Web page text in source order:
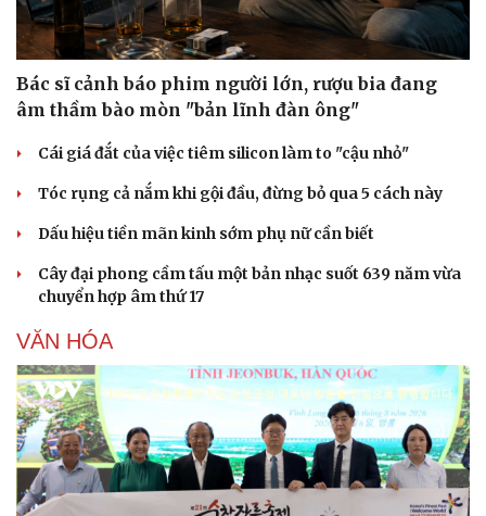
Bác sĩ cảnh báo phim người lớn, rượu bia đang
âm thầm bào mòn "bản lĩnh đàn ông"
Cái giá đắt của việc tiêm silicon làm to "cậu nhỏ"
Tóc rụng cả nắm khi gội đầu, đừng bỏ qua 5 cách này
Dấu hiệu tiền mãn kinh sớm phụ nữ cần biết
Cây đại phong cầm tấu một bản nhạc suốt 639 năm vừa
chuyển hợp âm thứ 17
VĂN HÓA